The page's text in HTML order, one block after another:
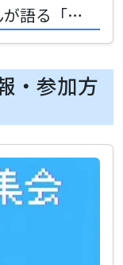
AI時代の新常識！のりちゃんが語る「作らずに書く」注文駆動開発の衝撃
・参加方